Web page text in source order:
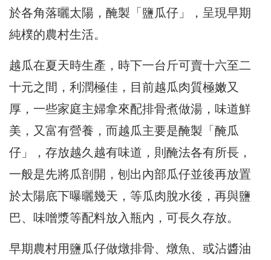
於各角落曬太陽，醃製「鹽瓜仔」，呈現早期
純樸的農村生活。
越瓜在夏天時生產，時下一台斤可賣十六至二
十元之間，利潤極佳，目前越瓜肉質極嫩又
厚，一些家庭主婦拿來配排骨煮做湯，味道鮮
美，又富有營養，而越瓜主要是醃製「醃瓜
仔」，存放越久越有味道，則醃法各有所長，
一般是先將瓜剖開，刨出內部瓜仔並後再放置
於太陽底下曝曬幾天，等瓜肉脫水後，再與鹽
巴、味噌漿等配料放入瓶內，可長久存放。
早期農村用鹽瓜仔做燉排骨、燉魚、或沾醬油